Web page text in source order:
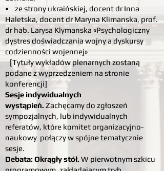
• ze strony ukraińskiej, docent dr Inna
Haletska, docent dr Maryna Klimanska, prof.
dr hab. Larysa Klymanska «Psychologiczny
dystres doświadczania wojny a dyskursy
codzienności wojennej»
[Tytuły wykładów plenarnych zostaną
podane z wyprzedzeniem na stronie
konferencji]
Sesje indywidualnych
wystąpień. Zachęcamy do zgłoszeń
sympozjalnych, lub indywidualnych
referatów, które komitet organizacyjno-
naukowy połączy w spójne tematycznie
sesje.
Debata: Okrągły stół. W pierwotnym szkicu